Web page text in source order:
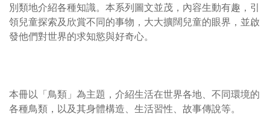
別類地介紹各種知識。本系列圖文並茂，內容生動有趣，引
領兒童探索及欣賞不同的事物，大大擴闊兒童的眼界，並啟
發他們對世界的求知慾與好奇心。
本冊以「鳥類」為主題，介紹生活在世界各地、不同環境的
各種鳥類，以及其身體構造、生活習性、故事傳說等。